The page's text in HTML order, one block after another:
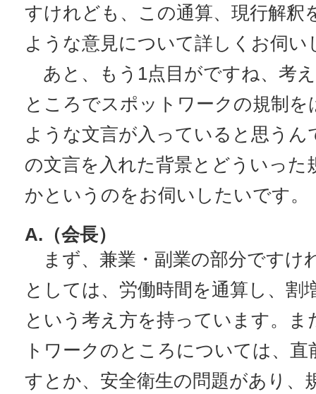
すけれども、この通算、現行解釈
ような意見について詳しくお伺い
あと、もう1点目がですね、考
ところでスポットワークの規制
ような文言が入っていると思うん
の文言を入れた背景とどういった
かというのをお伺いしたいです。
A.（会長）
まず、兼業・副業の部分ですけ
としては、労働時間を通算し、割
という考え方を持っています。ま
トワークのところについては、
すとか、安全衛生の問題があり、